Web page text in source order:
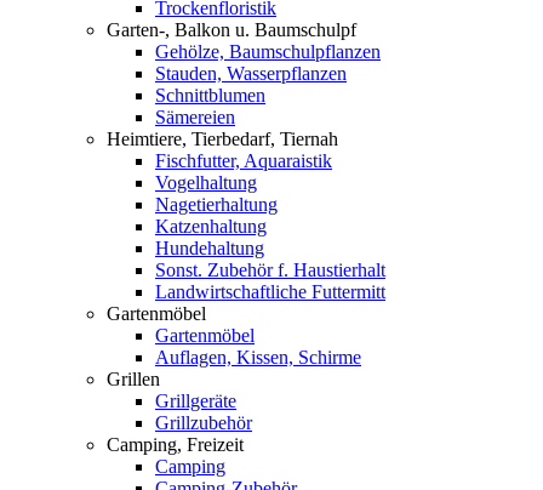
Trockenfloristik
Garten-, Balkon u. Baumschulpf
Gehölze, Baumschulpflanzen
Stauden, Wasserpflanzen
Schnittblumen
Sämereien
Heimtiere, Tierbedarf, Tiernah
Fischfutter, Aquaraistik
Vogelhaltung
Nagetierhaltung
Katzenhaltung
Hundehaltung
Sonst. Zubehör f. Haustierhalt
Landwirtschaftliche Futtermitt
Gartenmöbel
Gartenmöbel
Auflagen, Kissen, Schirme
Grillen
Grillgeräte
Grillzubehör
Camping, Freizeit
Camping